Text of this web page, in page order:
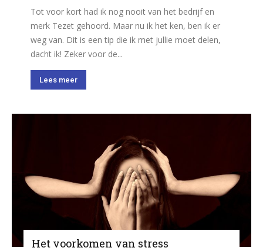
Tot voor kort had ik nog nooit van het bedrijf en
merk Tezet gehoord. Maar nu ik het ken, ben ik er
weg van. Dit is een tip die ik met jullie moet delen,
dacht ik! Zeker voor de...
Lees meer
Het voorkomen van stress